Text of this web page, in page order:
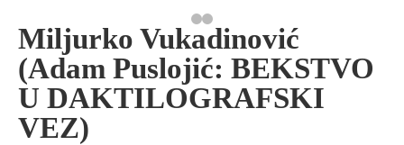
Miljurko Vukadinović
(Adam Puslojić: BEKSTVO
U DAKTILOGRAFSKI
VEZ)